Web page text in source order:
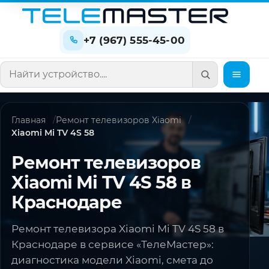
+7 (967) 555-45-00
Поиск по сайту
Главная
Ремонт телевизоров Xiaomi
Xiaomi Mi TV 4S 58
Ремонт телевизоров
Xiaomi Mi TV 4S 58 в
Краснодаре
Ремонт телевизора Xiaomi Mi TV 4S 58 в
Краснодаре в сервисе «ТелеМастер»:
диагностика модели Xiaomi, смета до